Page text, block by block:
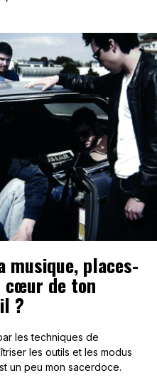
musique, places-
cœur de ton
?
les techniques de
les outils et les modus
un peu mon sacerdoce.